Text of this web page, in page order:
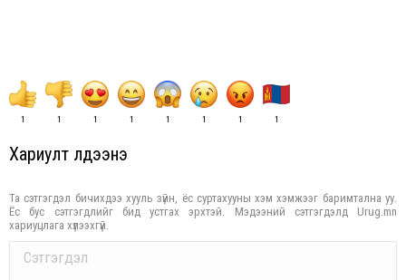
1 1 1 1 1 1 1 1
Хариулт үлдээнэ үү
Та сэтгэгдэл бичихдээ хууль зүйн, ёс суртахууны хэм хэмжээг баримтална уу.
Ёс бус сэтгэгдлийг бид устгах эрхтэй. Мэдээний сэтгэгдэлд Urug.mn
хариуцлага хүлээхгүй.
Comment